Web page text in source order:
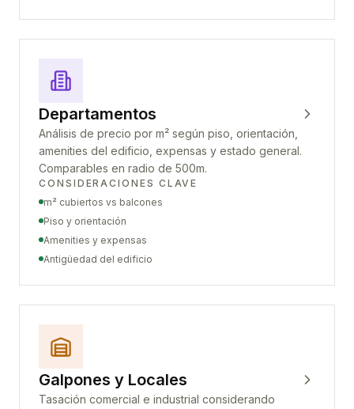
Departamentos
Análisis de precio por m² según piso, orientación,
amenities del edificio, expensas y estado general.
Comparables en radio de 500m.
CONSIDERACIONES CLAVE
m² cubiertos vs balcones
Piso y orientación
Amenities y expensas
Antigüedad del edificio
Galpones y Locales
Tasación comercial e industrial considerando